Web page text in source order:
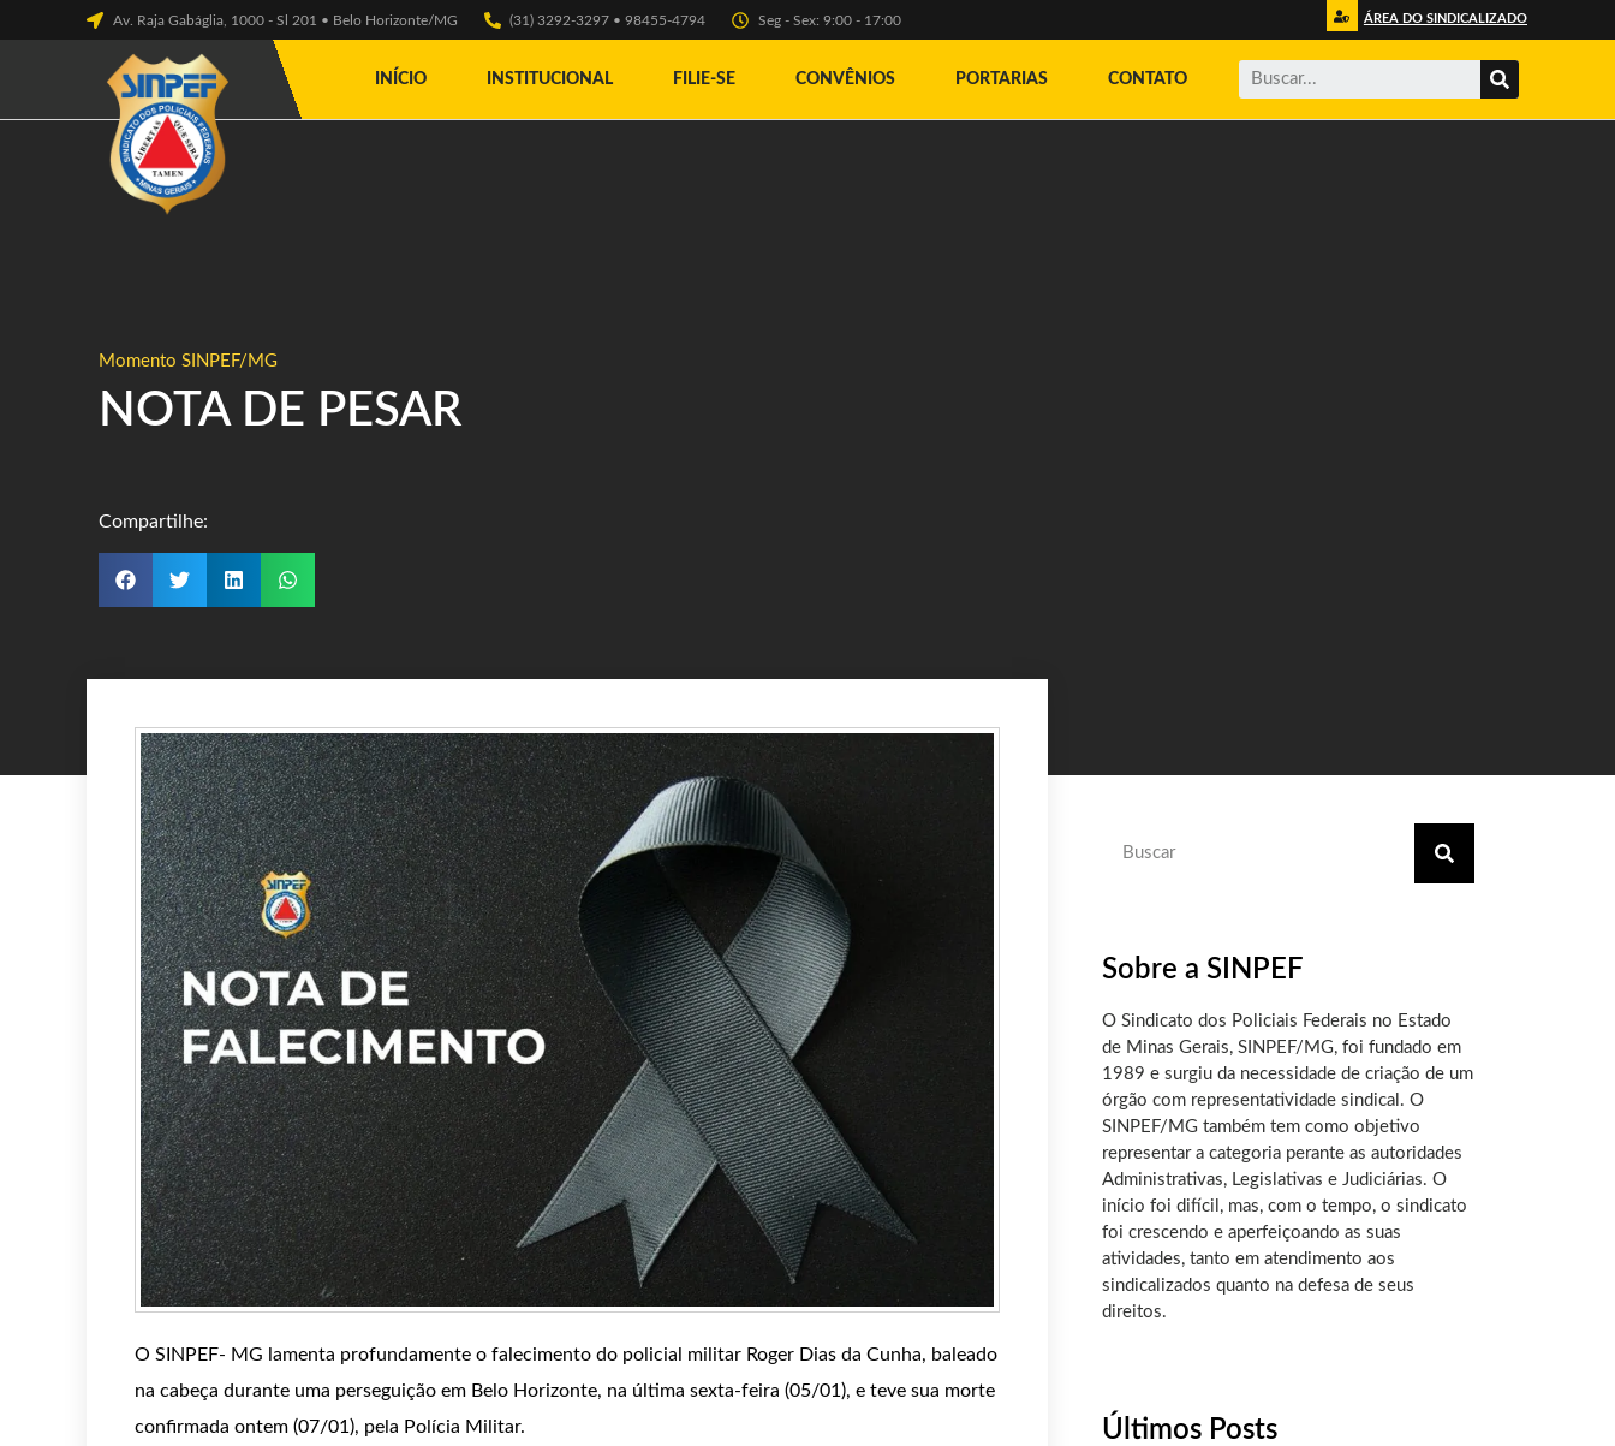
Av. Raja Gabáglia, 1000 - Sl 201 • Belo Horizonte/MG (31) 3292-3297 • 98455-4794 Seg - Sex: 9:00 - 17:00 ÁREA DO SINDICALIZADO
INÍCIO INSTITUCIONAL FILIE-SE CONVÊNIOS PORTARIAS CONTATO
Momento SINPEF/MG
NOTA DE PESAR
Compartilhe:
O SINPEF- MG lamenta profundamente o falecimento do policial militar Roger Dias da Cunha, baleado
na cabeça durante uma perseguição em Belo Horizonte, na última sexta-feira (05/01), e teve sua morte
confirmada ontem (07/01), pela Polícia Militar.
Sobre a SINPEF
O Sindicato dos Policiais Federais no Estado
de Minas Gerais, SINPEF/MG, foi fundado em
1989 e surgiu da necessidade de criação de um
órgão com representatividade sindical. O
SINPEF/MG também tem como objetivo
representar a categoria perante as autoridades
Administrativas, Legislativas e Judiciárias. O
início foi difícil, mas, com o tempo, o sindicato
foi crescendo e aperfeiçoando as suas
atividades, tanto em atendimento aos
sindicalizados quanto na defesa de seus
direitos.
Últimos Posts